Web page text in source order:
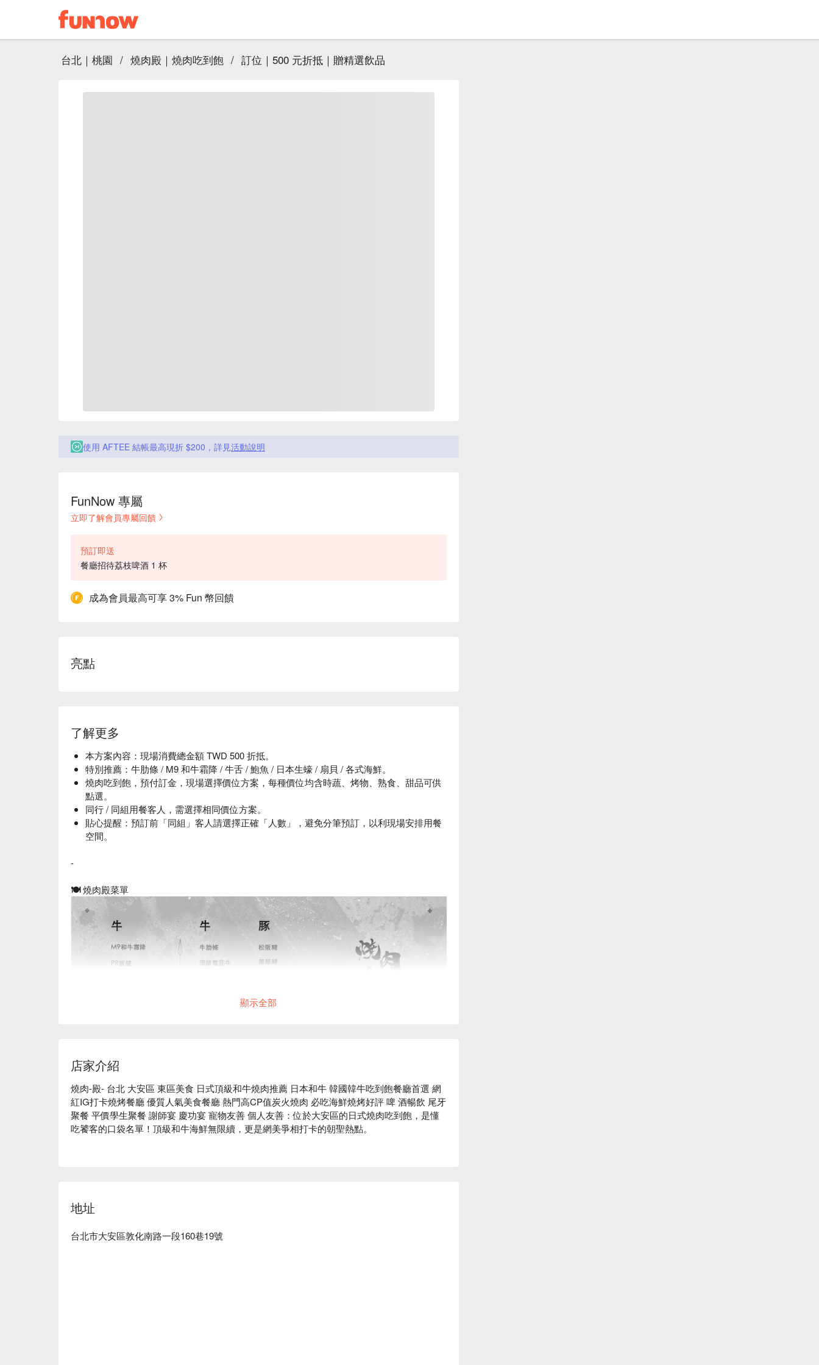
台北｜桃園 / 燒肉殿｜燒肉吃到飽 / 訂位｜500 元折抵｜贈精選飲品
使用 AFTEE 結帳最高現折 $200，詳見活動說明
FunNow 專屬
立即了解會員專屬回饋
預訂即送
餐廳招待荔枝啤酒 1 杯
成為會員最高可享 3% Fun 幣回饋
亮點
了解更多
本方案內容：現場消費總金額 TWD 500 折抵。
特別推薦：牛肋條 / M9 和牛霜降 / 牛舌 / 鮑魚 / 日本生蠔 / 扇貝 / 各式海鮮。
燒肉吃到飽，預付訂金，現場選擇價位方案，每種價位均含時蔬、烤物、熟食、甜品可供
點選。
同行 / 同組用餐客人，需選擇相同價位方案。
貼心提醒：預訂前「同組」客人請選擇正確「人數」，避免分筆預訂，以利現場安排用餐
空間。
-
🍽 燒肉殿菜單
顯示全部
店家介紹
燒肉-殿- 台北 大安區 東區美食 日式頂級和牛燒肉推薦 日本和牛 韓國韓牛吃到飽餐廳首選 網
紅IG打卡燒烤餐廳 優質人氣美食餐廳 熱門高CP值炭火燒肉 必吃海鮮燒烤好評 啤 酒暢飲 尾牙
聚餐 平價學生聚餐 謝師宴 慶功宴 寵物友善 個人友善：位於大安區的日式燒肉吃到飽，是懂
吃饕客的口袋名單！頂級和牛海鮮無限續，更是網美爭相打卡的朝聖熱點。
無論是下班小酌或週末聚會，這裡最讓人難忘的是：懂吃老饕必點的 M9 和牛沙朗、生食級北
口吃肉、大口喝酒的微醺快感，絕對是最療癒的放鬆時刻。
地址
台北市大安區敦化南路一段160巷19號